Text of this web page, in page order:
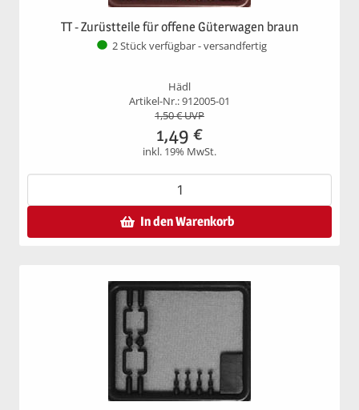
TT - Zurüstteile für offene Güterwagen braun
2 Stück verfügbar - versandfertig
Hädl
Artikel-Nr.: 912005-01
1,50€ UVP
1,49 €
inkl. 19% MwSt.
In den Warenkorb